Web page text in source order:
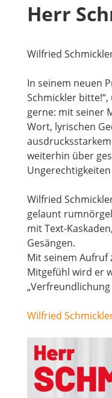
Mitglied werden
Herr
Wilfried
In seinem neuen
Schmickler
gerne: mit seiner
Wort, lyrischen
weiterhin über
Wilfried
gelaunt
mit Text-
Gesängen.
Mit seinem Aufruf
Mitgefühl wird er
„Verfreundlichung
Wilfried